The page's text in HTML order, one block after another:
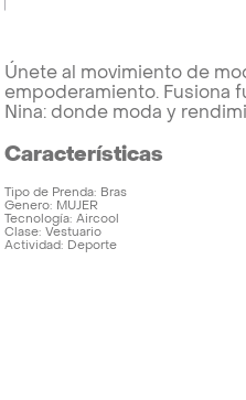
Únete al movimiento de
empoderamiento. Fusiona
Nina: donde moda y
Características
Tipo de Prenda Bras
Genero MUJER
Tecnología Aircool
Clase Vestuario
Actividad Deporte